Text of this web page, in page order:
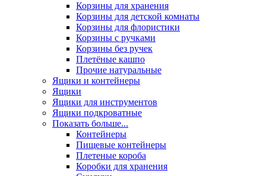
Корзины для хранения
Корзины для детской комнаты
Корзины для флористики
Корзины с ручками
Корзины без ручек
Плетёные кашпо
Прочие натуральные
Ящики и контейнеры
Ящики
Ящики для инструментов
Ящики подкроватные
Показать больше...
Контейнеры
Пищевые контейнеры
Плетеные короба
Коробки для хранения